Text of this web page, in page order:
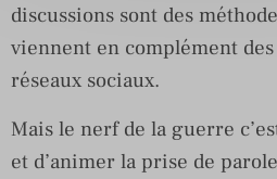
discussions sont des
viennent en complément
réseaux sociaux.
Mais le nerf de la guerre
et d’animer la prise de